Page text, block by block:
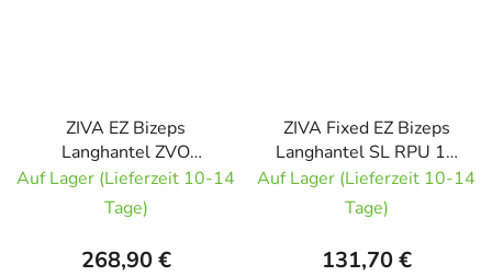
ZIVA EZ Bizeps
Langhantel ZVO
Urethan RED 12,5kg
Auf Lager (Lieferzeit 10-14
Tage)
268,90 €
ZIVA Fixed EZ Bizeps
Langhantel SL RPU 10
kg
Auf Lager (Lieferzeit 10-14
Tage)
131,70 €